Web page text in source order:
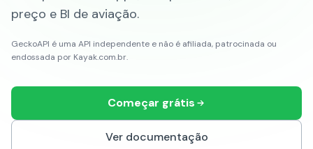
preço e BI de aviação.
GeckoAPI é uma API independente e não é afiliada, patrocinada ou
endossada por Kayak.com.br.
Começar grátis
Ver documentação